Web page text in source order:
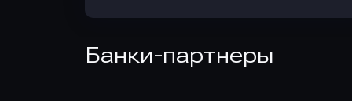
Банки-партнеры